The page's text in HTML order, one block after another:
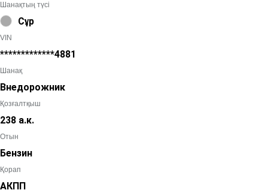
Шанақтың түсі
Сұр
VIN
*************4881
Шанақ
Внедорожник
Қозғалтқыш
238 а.к.
Отын
Бензин
Қорап
АКПП